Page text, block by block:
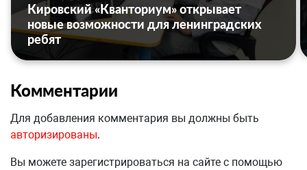
Кировский «Кванториум» открывает
новые возможности для ленинградских
ребят
Комментарии
Для добавления комментария вы должны быть
авторизированы.
Вы можете зарегистрироваться на сайте с помощью